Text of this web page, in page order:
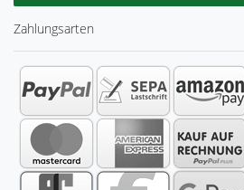
Zahlungsarten